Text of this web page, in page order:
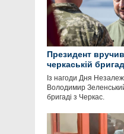
Президент
черкаській
Із нагоди Дня
Володимир
бригаді з Черкас.